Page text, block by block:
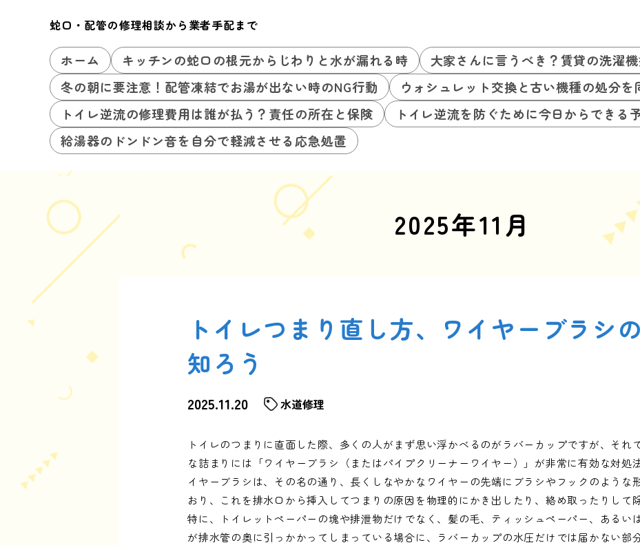
蛇口・配管の修理相談から業者手配まで
ホーム キッチンの蛇口の根元からじわりと水が漏れる時
大家さんに言うべき？賃貸の洗濯
冬の朝に要注意！配管凍結でお湯が出ない時のNG行動
ウォシュレット交換と古い機種の処分を
トイレ逆流の修理費用は誰が払う？責任の所在と保険
トイレ逆流を防ぐために今日からできる
給湯器のドンドン音を自分で軽減させる応急処置
2025年11月
トイレつまり直し方、ワイヤーブラシ
知ろう
2025.11.20 水道修理
トイレのつまりに直面した際、多くの人がまず思い浮かべるのがラバーカップですが、それ
な詰まりには「ワイヤーブラシ（またはパイプクリーナーワイヤー）」が非常に有効な対処
イヤーブラシは、その名の通り、長くしなやかなワイヤーの先端にブラシやフックのような
おり、これを排水口から挿入してつまりの原因を物理的にかき出したり、絡め取ったりして
特に、トイレットペーパーの塊や排泄物だけでなく、髪の毛、ティッシュペーパー、あるい
が排水管の奥に引っかかってしまっている場合に、ラバーカップの水圧だけでは届かない部